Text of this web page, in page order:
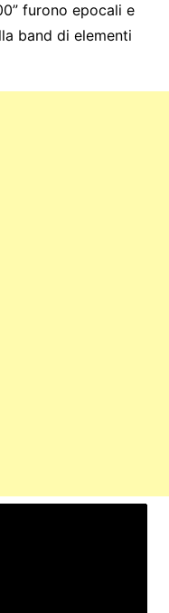
furono epocali e
band di elementi